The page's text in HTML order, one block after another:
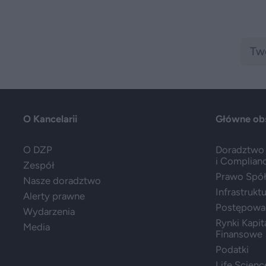
O Kancelarii
O DZP
Zespół
Nasze doradztwo
Alerty prawne
Wydarzenia
Media
Główne
Doradztwo
i
Prawo
Rynki
Finansowe
Podatki